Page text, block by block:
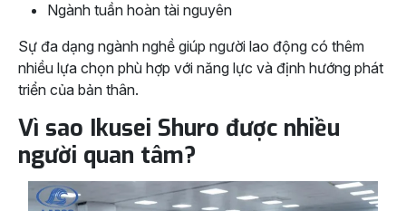
Ngành tuần hoàn tài nguyên
Sự đa dạng ngành nghề giúp người lao động có thêm
nhiều lựa chọn phù hợp với năng lực và định hướng phát
triển của bản thân.
Vì sao Ikusei Shuro được nhiều
người quan tâm?